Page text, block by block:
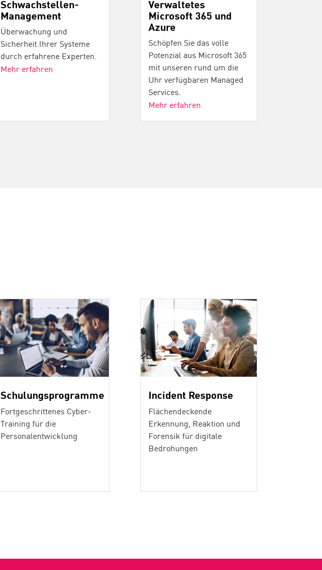
Schwachstellen-
Management
Überwachung und
Sicherheit Ihrer Systeme
durch erfahrene Experten.
Mehr erfahren
Verwaltetes
Microsoft 365 und
Azure
Schöpfen Sie das volle
Potenzial aus Microsoft 365
mit unseren rund um die
Uhr verfügbaren Managed
Services.
Mehr erfahren
Schulungsprogramme
Fortgeschrittenes Cyber-
Training für die
Personalentwicklung
Incident Response
Flächendeckende
Erkennung, Reaktion und
Forensik für digitale
Bedrohungen